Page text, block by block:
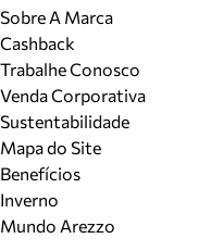
Sobre A Marca
Cashback
Trabalhe Conosco
Venda Corporativa
Sustentabilidade
Mapa do Site
Benefícios
Inverno
Mundo Arezzo